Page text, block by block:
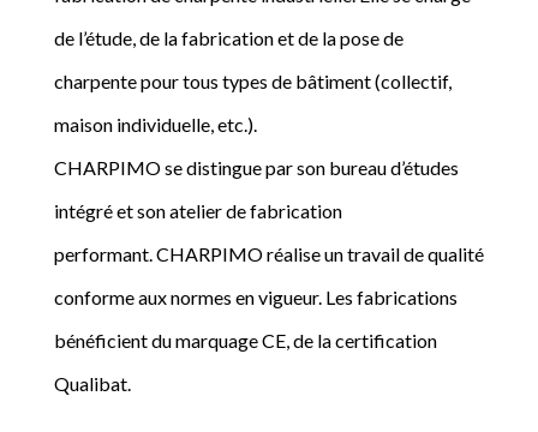
de l’étude, de la fabrication et de la pose de
charpente pour tous types de bâtiment (collectif,
maison individuelle, etc.).
CHARPIMO se distingue par son bureau d’études
intégré et son atelier de fabrication
performant. CHARPIMO réalise un travail de qualité
conforme aux normes en vigueur. Les fabrications
bénéficient du marquage CE, de la certification
Qualibat.